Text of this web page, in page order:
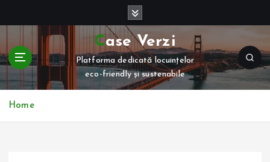
t
c
Case Verzi
Platforma dedicată locuințelor
eco-friendly și sustenabile
Home